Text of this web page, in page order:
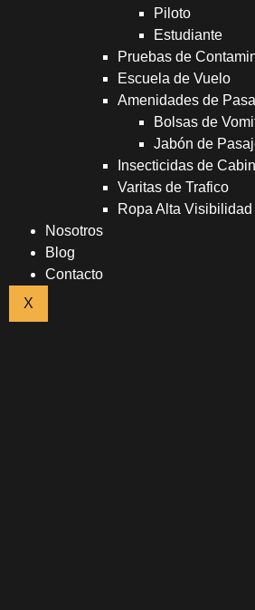
Piloto
Estudiante
Pruebas de
Escuela de Vuelo
Amenidades de
Bolsas de
Jabón de
Insecticidas de
Varitas de Trafico
Ropa Alta Visibilidad
Nosotros
Blog
Contacto
X